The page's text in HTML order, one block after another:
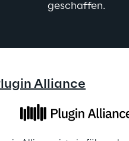
geschaffen.
Alliance